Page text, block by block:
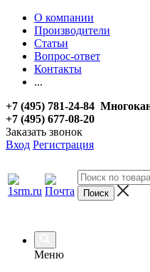
О компании
Производители
Статьи
Вопрос-ответ
Контакты
...
+7 (495) 781-24-84
+7 (495) 677-08-20
Заказать звонок
Вход Регистрация
Меню